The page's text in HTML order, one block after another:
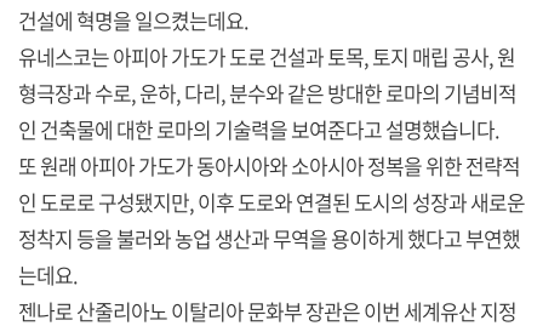
건설에 혁명을 일으켰는데요.
유네스코는 아피아 가도가 도로 건설과 토목, 토지 매립 공사, 원
형극장과 수로, 운하, 다리, 분수와 같은 방대한 로마의 기념비적
인 건축물에 대한 로마의 기술력을 보여준다고 설명했습니다.
또 원래 아피아 가도가 동아시아와 소아시아 정복을 위한 전략적
인 도로로 구성됐지만, 이후 도로와 연결된 도시의 성장과 새로운
정착지 등을 불러와 농업 생산과 무역을 용이하게 했다고 부연했
는데요.
젠나로 산줄리아노 이탈리아 문화부 장관은 이번 세계유산 지정